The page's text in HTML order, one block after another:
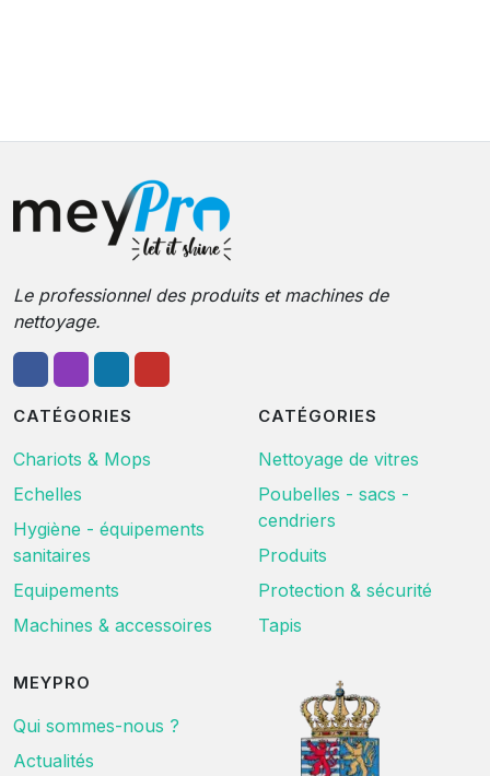
Le professionnel des produits et machines de
nettoyage.
CATÉGORIES
Chariots & Mops
Echelles
Hygiène - équipements
sanitaires
Equipements
Machines & accessoires
CATÉGORIES
Nettoyage de vitres
Poubelles - sacs -
cendriers
Produits
Protection & sécurité
Tapis
MEYPRO
Qui sommes-nous ?
Actualités